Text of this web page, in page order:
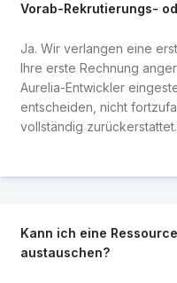
Vorab-Rekrutierungs-
Ja. Wir verlangen eine
Ihre erste Rechnung
Aurelia-Entwickler
entscheiden, nicht
vollständig zurückerstattet.
Kann ich eine
austauschen?